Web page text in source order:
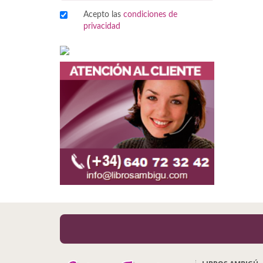
Acepto las condiciones de
privacidad